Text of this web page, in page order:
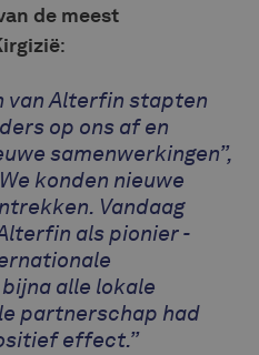
de meest
:
van Alterfin stapten
op ons af en
samenwerkingen”,
konden nieuwe
Vandaag
als pionier -
alle lokale
partnerschap had
effect.”